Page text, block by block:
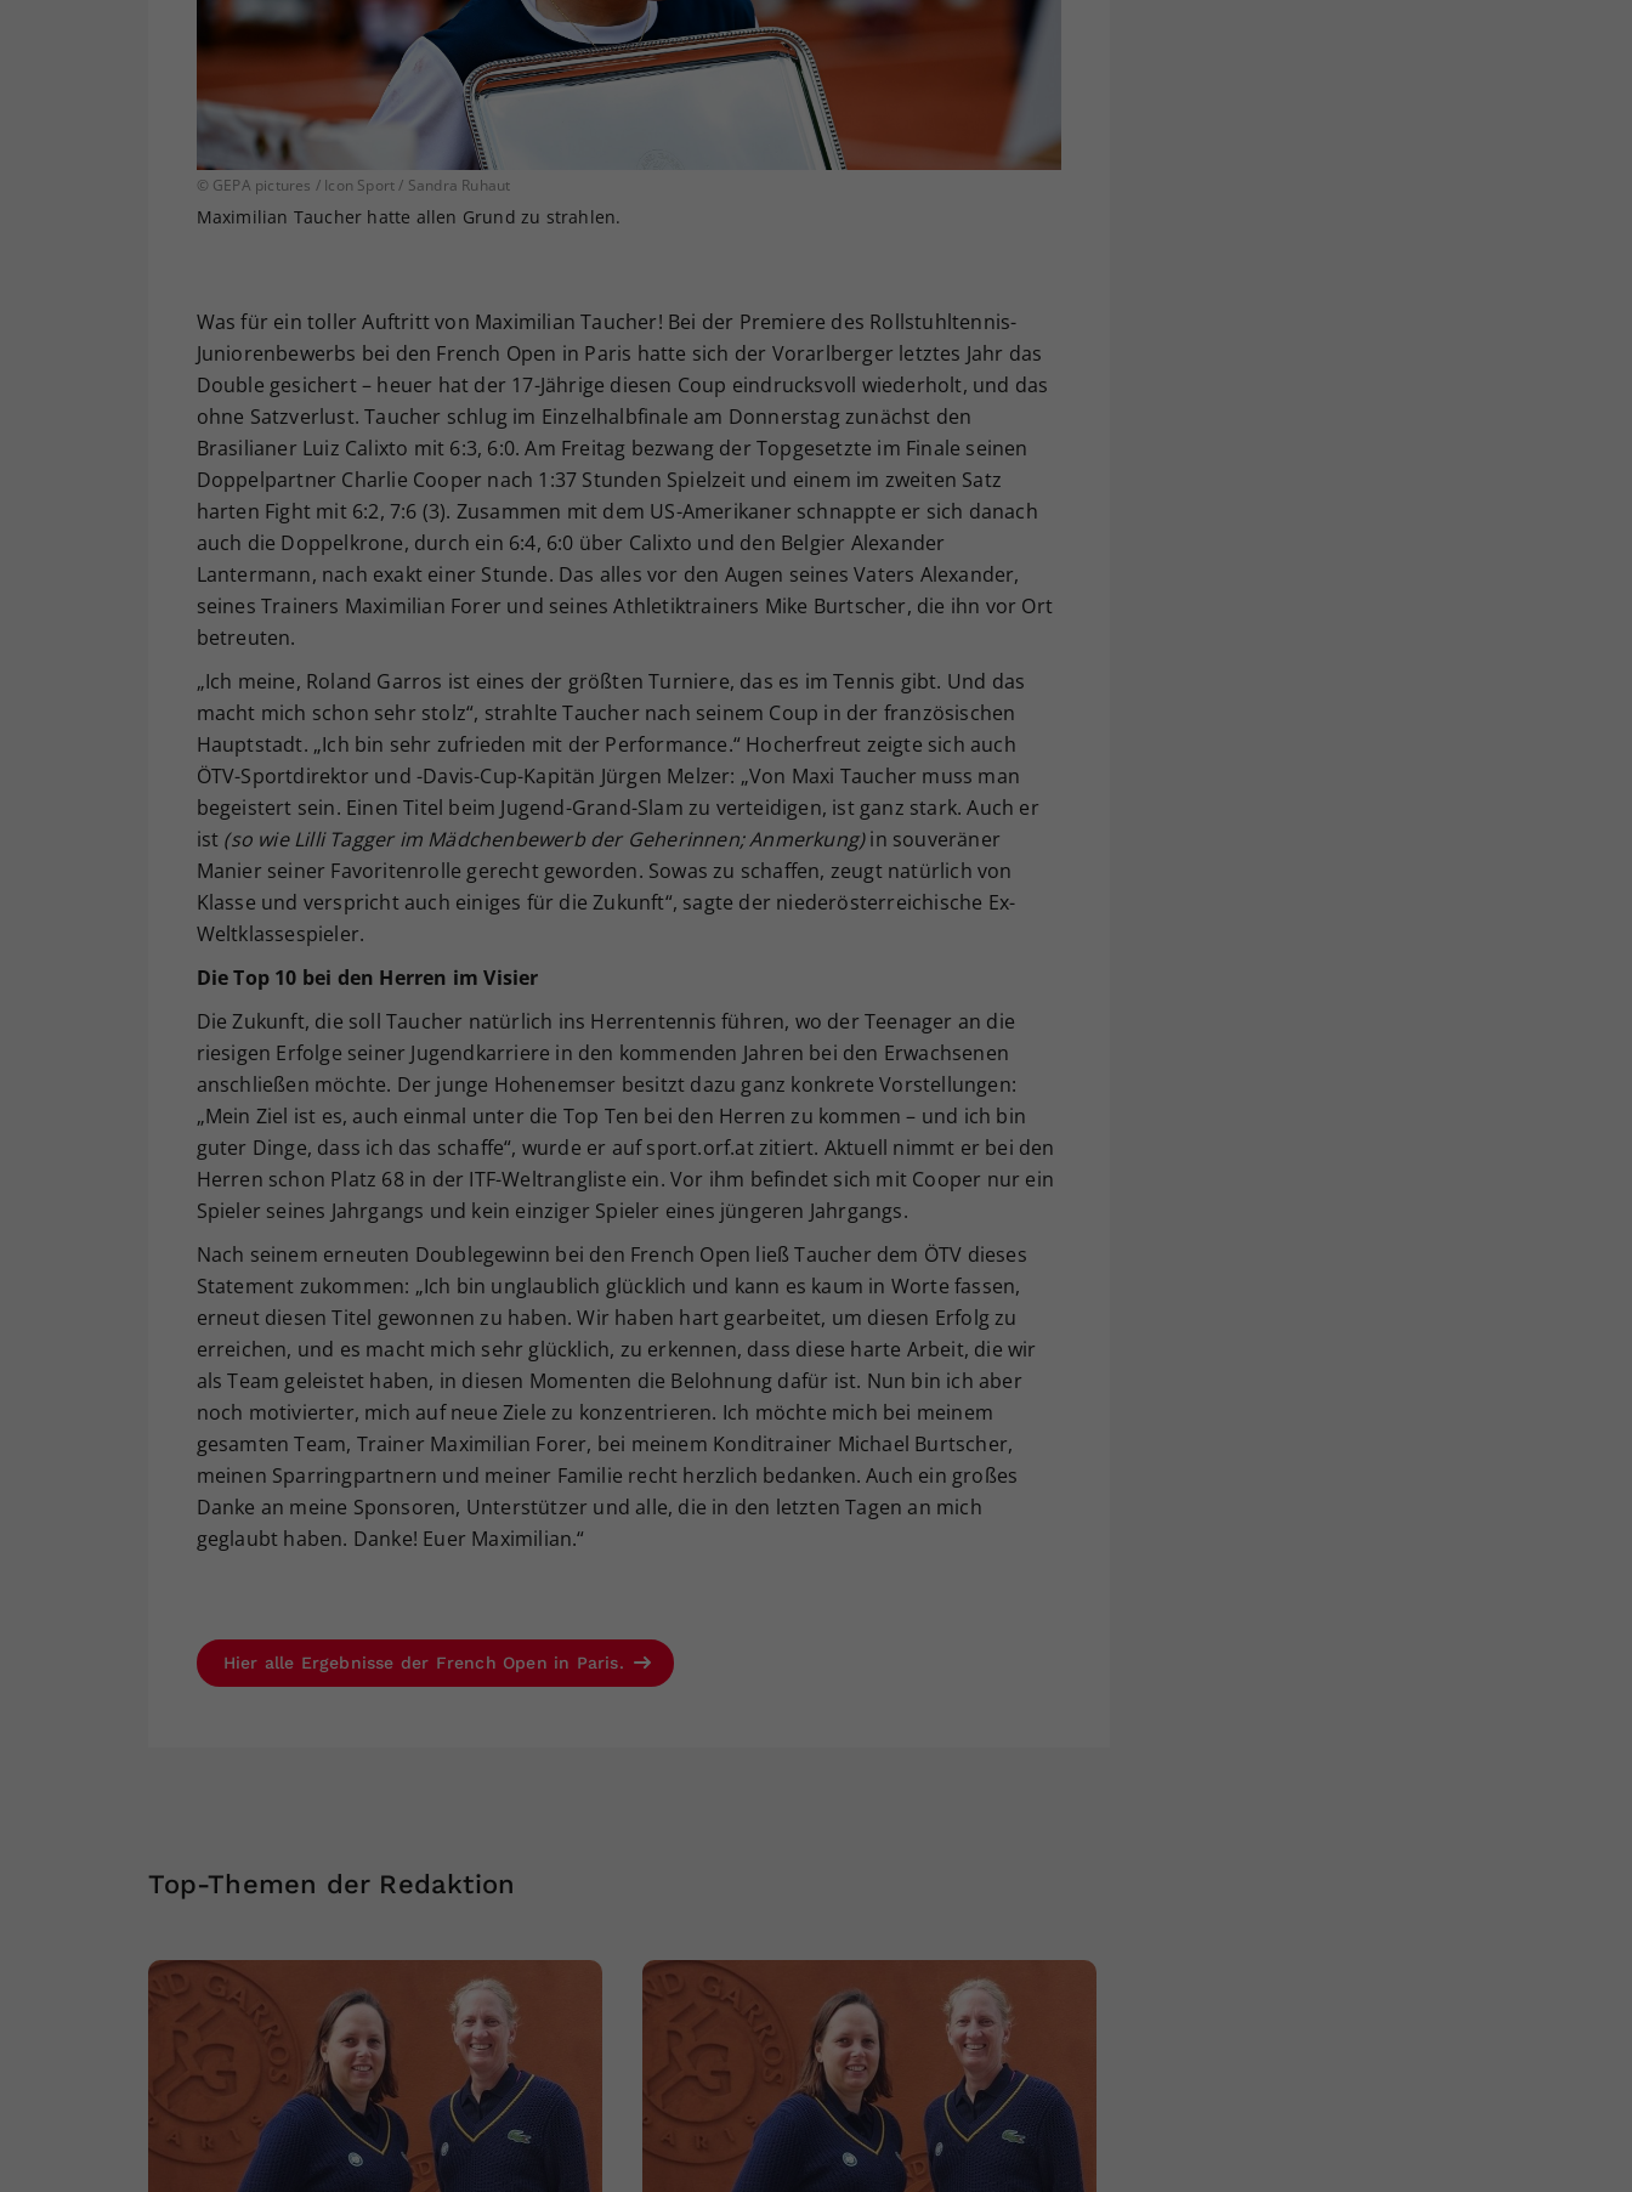
© GEPA pictures / Icon Sport / Sandra Ruhaut
Maximilian Taucher hatte allen Grund zu strahlen.
Was für ein toller Auftritt von Maximilian Taucher! Bei der Premiere des Rollstuhltennis-
Juniorenbewerbs bei den French Open in Paris hatte sich der Vorarlberger letztes Jahr das
Double gesichert – heuer hat der 17-Jährige diesen Coup eindrucksvoll wiederholt, und das
ohne Satzverlust. Taucher schlug im Einzelhalbfinale am Donnerstag zunächst den
Brasilianer Luiz Calixto mit 6:3, 6:0. Am Freitag bezwang der Topgesetzte im Finale seinen
Doppelpartner Charlie Cooper nach 1:37 Stunden Spielzeit und einem im zweiten Satz
harten Fight mit 6:2, 7:6 (3). Zusammen mit dem US-Amerikaner schnappte er sich danach
auch die Doppelkrone, durch ein 6:4, 6:0 über Calixto und den Belgier Alexander
Lantermann, nach exakt einer Stunde. Das alles vor den Augen seines Vaters Alexander,
seines Trainers Maximilian Forer und seines Athletiktrainers Mike Burtscher, die ihn vor Ort
betreuten.
„Ich meine, Roland Garros ist eines der größten Turniere, das es im Tennis gibt. Und das
macht mich schon sehr stolz“, strahlte Taucher nach seinem Coup in der französischen
Hauptstadt. „Ich bin sehr zufrieden mit der Performance.“ Hocherfreut zeigte sich auch
ÖTV-Sportdirektor und -Davis-Cup-Kapitän Jürgen Melzer: „Von Maxi Taucher muss man
begeistert sein. Einen Titel beim Jugend-Grand-Slam zu verteidigen, ist ganz stark. Auch er
ist (so wie Lilli Tagger im Mädchenbewerb der Geherinnen; Anmerkung)in souveräner
Manier seiner Favoritenrolle gerecht geworden. Sowas zu schaffen, zeugt natürlich von
Klasse und verspricht auch einiges für die Zukunft“, sagte der niederösterreichische Ex-
Weltklassespieler.
Die Top 10 bei den Herren im Visier
Die Zukunft, die soll Taucher natürlich ins Herrentennis führen, wo der Teenager an die
riesigen Erfolge seiner Jugendkarriere in den kommenden Jahren bei den Erwachsenen
anschließen möchte. Der junge Hohenemser besitzt dazu ganz konkrete Vorstellungen:
„Mein Ziel ist es, auch einmal unter die Top Ten bei den Herren zu kommen – und ich bin
guter Dinge, dass ich das schaffe“, wurde er auf sport.orf.at zitiert. Aktuell nimmt er bei den
Herren schon Platz 68 in der ITF-Weltrangliste ein. Vor ihm befindet sich mit Cooper nur ein
Spieler seines Jahrgangs und kein einziger Spieler eines jüngeren Jahrgangs.
Nach seinem erneuten Doublegewinn bei den French Open ließ Taucher dem ÖTV dieses
Statement zukommen: „Ich bin unglaublich glücklich und kann es kaum in Worte fassen,
erneut diesen Titel gewonnen zu haben. Wir haben hart gearbeitet, um diesen Erfolg zu
erreichen, und es macht mich sehr glücklich, zu erkennen, dass diese harte Arbeit, die wir
als Team geleistet haben, in diesen Momenten die Belohnung dafür ist. Nun bin ich aber
noch motivierter, mich auf neue Ziele zu konzentrieren. Ich möchte mich bei meinem
gesamten Team, Trainer Maximilian Forer, bei meinem Konditrainer Michael Burtscher,
meinen Sparringpartnern und meiner Familie recht herzlich bedanken. Auch ein großes
Danke an meine Sponsoren, Unterstützer und alle, die in den letzten Tagen an mich
geglaubt haben. Danke! Euer Maximilian.“
Hier alle Ergebnisse der French Open in Paris.
Top-Themen der Redaktion
Ihrer vorgenommen Einstellungen, falls der
Webseiten-Betreiber dies eingestellt hat.